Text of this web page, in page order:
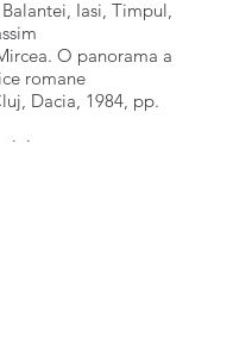
Iasi, Timpul,
O panorama a
romane
Dacia, 1984, pp.
romane